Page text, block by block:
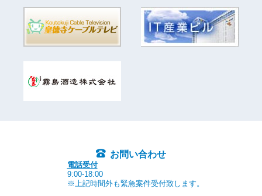
お問い合わせ
電話受付
9:00-18:00
※上記時間外も緊急案件受付致します。